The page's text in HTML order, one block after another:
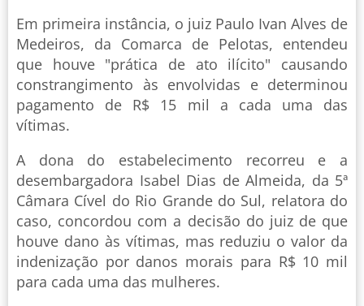
Em primeira instância, o juiz Paulo Ivan Alves de
Medeiros, da Comarca de Pelotas, entendeu
que houve "prática de ato ilícito" causando
constrangimento às envolvidas e determinou
pagamento de R$ 15 mil a cada uma das
vítimas.
A dona do estabelecimento recorreu e a
desembargadora Isabel Dias de Almeida, da 5ª
Câmara Cível do Rio Grande do Sul, relatora do
caso, concordou com a decisão do juiz de que
houve dano às vítimas, mas reduziu o valor da
indenização por danos morais para R$ 10 mil
para cada uma das mulheres.